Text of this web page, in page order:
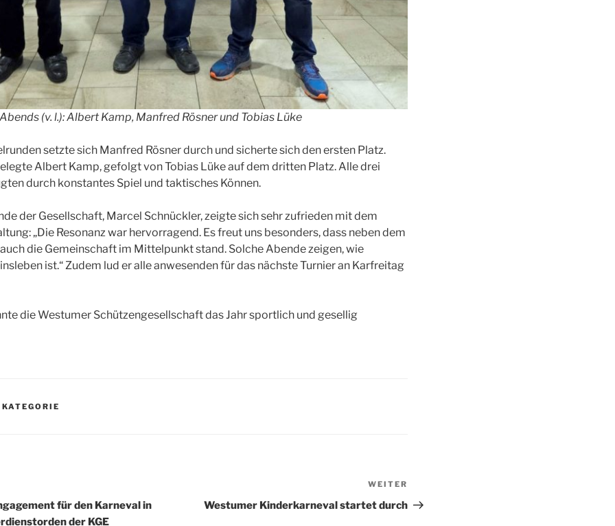
(v. l.): Albert Kamp, Manfred Rösner und Tobias Lüke
setzte sich Manfred Rösner durch und sicherte sich den ersten Platz.
Albert Kamp, gefolgt von Tobias Lüke auf dem dritten Platz. Alle drei
durch konstantes Spiel und taktisches Können.
der Gesellschaft, Marcel Schnückler, zeigte sich sehr zufrieden mit dem
„Die Resonanz war hervorragend. Es freut uns besonders, dass neben dem
die Gemeinschaft im Mittelpunkt stand. Solche Abende zeigen, wie
ist.“ Zudem lud er alle anwesenden für das nächste Turnier an Karfreitag
die Westumer Schützengesellschaft das Jahr sportlich und gesellig
für den Karneval in
der KGE
Beitrag
WEITER
Westumer Kinderkarneval startet durch